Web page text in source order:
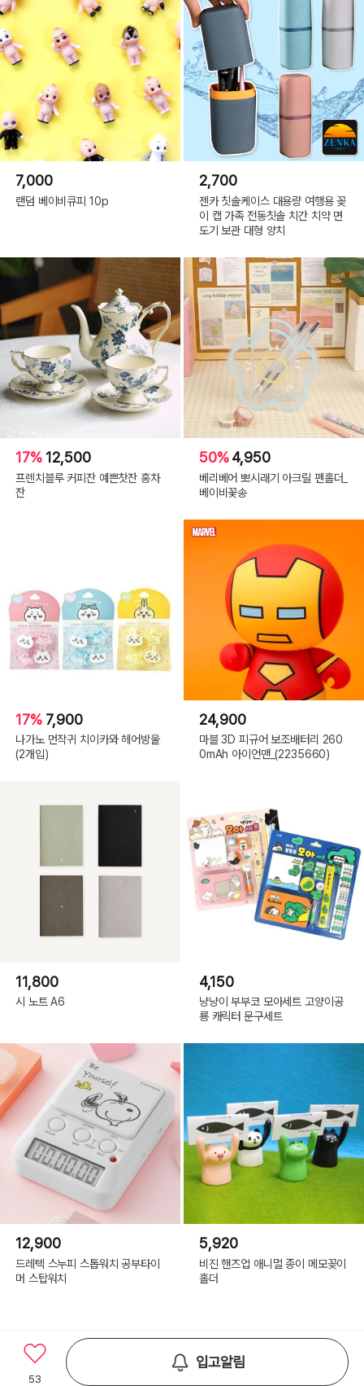
7,000
랜덤 베이비큐피 10p
2,700
젠카 칫솔케이스 대용량 여행용 꽂
이 캡 가족 전동칫솔 치간 치약 면
도기 보관 대형 양치
17% 12,500
프렌치블루 커피잔 예쁜찻잔 홍차
잔
50%4,950
베리베어 뽀시래기 아크릴 펜홀더_
베이비꽃송
17% 7,900
나가노 먼작귀 치이카와 헤어방울
(2개입)
24,900
마블 3D 피규어 보조배터리 260
0mAh 아이언맨_(2235660)
11,800
시 노트 A6
4,150
냥냥이 부부코 모아세트 고양이공
룡 캐릭터 문구세트
12,900
드레텍 스누피 스톱워치 공부타이
머 스탑워치
5,920
비진 핸즈업 애니멀 종이 메모꽂이
홀더
53
입고알림